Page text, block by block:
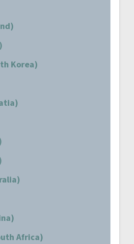
Korea)
Africa)